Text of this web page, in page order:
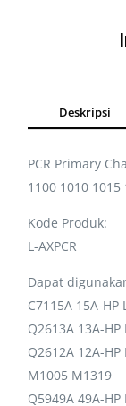
Deskripsi
PCR Primary
1100 1010 1015
Kode Produk:
L-AXPCR
Dapat
C7115A 15A-
Q2613A 13A-HP
Q2612A 12A-
M1005 M1319
Q5949A 49A-